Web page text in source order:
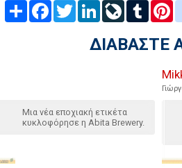
Share FacebookTwitterLinkedInLiveJournal
Tumblr
ΔΙΑΒΑΣΤΕ
Μια νέα εποχιακή ετικέτα
κυκλοφόρησε η Abita Brewery.